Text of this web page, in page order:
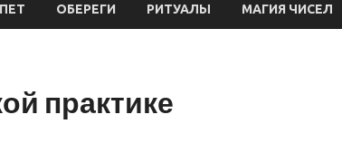
ОБЕРЕГИ РИТУАЛЫ МАГИЯ ЧИСЕЛ
практике